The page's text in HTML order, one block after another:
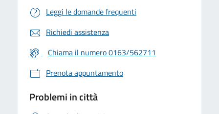
Leggi le domande frequenti
Richiedi assistenza
Chiama il numero 0163/562711
Prenota appuntamento
Problemi in città